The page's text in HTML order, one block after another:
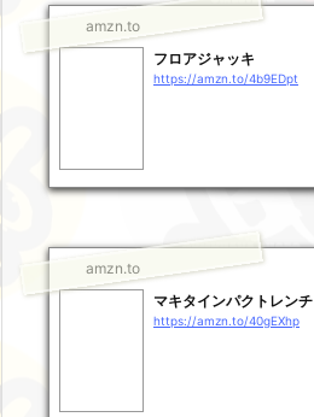
amzn.to
フロアジャッキ
https://amzn.to/4b9EDpt
amzn.to
マキタインパクトレンチ
https://amzn.to/40gEXhp